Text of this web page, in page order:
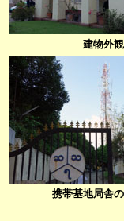
建物外観
携帯基地局舎